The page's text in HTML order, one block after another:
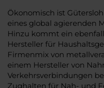
Ökonomisch ist
eines global agierenden
Hinzu kommt ein
Hersteller für
Firmenmix von
einem Hersteller von
Verkehrsverbindungen
Zughalten für Nah- und